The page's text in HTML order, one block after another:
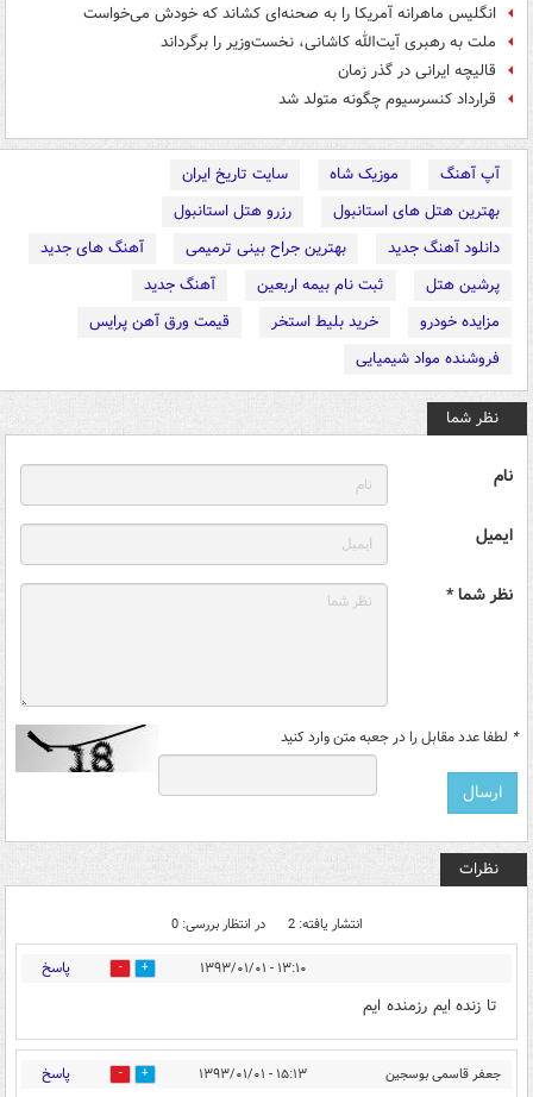
انگلیس ماهرانه آمریکا را به صحنه‌ای کشاند که خودش می‌خواست
ملت به رهبری آیت‌الله کاشانی، نخست‌وزیر را برگرداند
قالیچه ایرانی در گذر زمان
قرارداد کنسرسیوم چگونه متولد شد
آپ آهنگ موزیک شاه
سایت تاریخ ایران
بهترین هتل های استانبول
رزرو هتل استانبول
دانلود آهنگ جدید
بهترین جراح بینی ترمیمی
آهنگ های جدید
پرشین هتل
ثبت نام بیمه اربعین
آهنگ جدید
مزایده خودرو
خرید بلیط استخر
قیمت ورق آهن پرایس
فروشنده مواد شیمیایی
نظر شما
نام
ایمیل
نظر شما *
* لطفا عدد مقابل را در جعبه متن وارد کنید
نظرات
انتشار یافته: 2 در انتظار بررسی: 0
۱۳:۱۰ - ۱۳۹۳/۰۱/۰۱ 0 پاسخ
تا زنده ایم رزمنده ایم
جعفر قاسمی بوسجین ۱۵:۱۳ - ۱۳۹۳/۰۱/۰۱ 0 پاسخ